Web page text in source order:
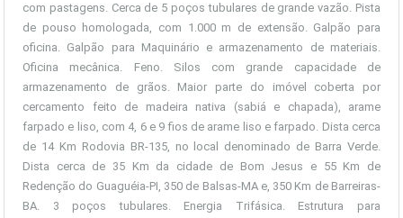
com pastagens. Cerca de 5 poços tubulares de grande vazão. Pista
de pouso homologada, com 1.000 m de extensão. Galpão para
oficina. Galpão para Maquinário e armazenamento de materiais.
Oficina mecânica. Feno. Silos com grande capacidade de
armazenamento de grãos. Maior parte do imóvel coberta por
cercamento feito de madeira nativa (sabiá e chapada), arame
farpado e liso, com 4, 6 e 9 fios de arame liso e farpado. Dista cerca
de 14 Km Rodovia BR-135, no local denominado de Barra Verde.
Dista cerca de 35 Km da cidade de Bom Jesus e 55 Km de
Redenção do Guaguéia-PI, 350 de Balsas-MA e, 350 Km de Barreiras-
BA. 3 poços tubulares. Energia Trifásica. Estrutura para